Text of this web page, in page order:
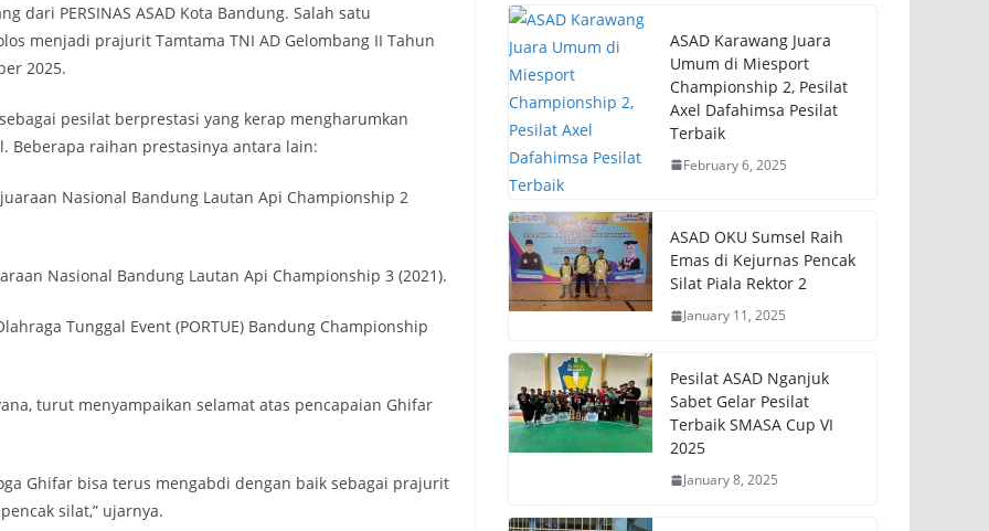
dari PERSINAS ASAD Kota Bandung. Salah satu
menjadi prajurit Tamtama TNI AD Gelombang II Tahun
2025.
pesilat berprestasi yang kerap mengharumkan
Beberapa raihan prestasinya antara lain:
Nasional Bandung Lautan Api Championship 2
Nasional Bandung Lautan Api Championship 3 (2021).
Tunggal Event (PORTUE) Bandung Championship
turut menyampaikan selamat atas pencapaian Ghifar
Ghifar bisa terus mengabdi dengan baik sebagai prajurit
silat,” ujarnya.
ASAD Karawang Juara
Umum di Miesport
Championship 2, Pesilat
Axel Dafahimsa Pesilat
Terbaik
February 6, 2025
ASAD OKU Sumsel Raih
Emas di Kejurnas Pencak
Silat Piala Rektor 2
January 11, 2025
Pesilat ASAD Nganjuk
Sabet Gelar Pesilat
Terbaik SMASA Cup VI
2025
January 8, 2025